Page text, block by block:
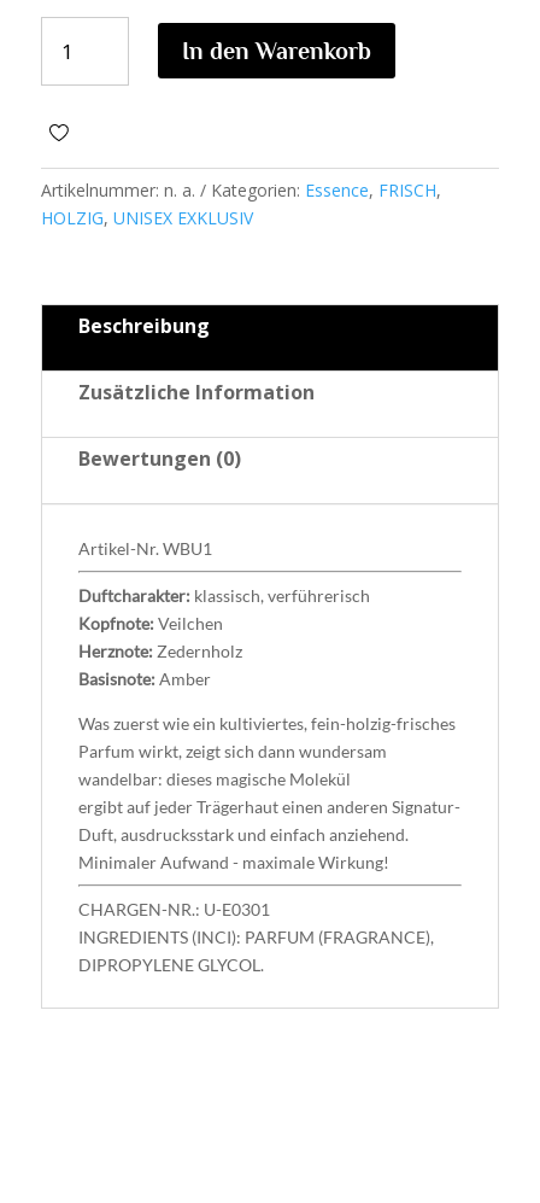
BERLIN
ESSENCE
In den Warenkorb
Artikelnummer: n. a. Kategorien: Essence, FRISCH,
HOLZIG, UNISEX EXKLUSIV
Beschreibung
Zusätzliche Information
Bewertungen (0)
Artikel-Nr. WBU1
Duftcharakter: klassisch, verführerisch
Kopfnote: Veilchen
Herznote: Zedernholz
Basisnote: Amber
Was zuerst wie ein kultiviertes, fein-holzig-frisches
Parfum wirkt, zeigt sich dann wundersam
wandelbar: dieses magische Molekül
ergibt auf jeder Trägerhaut einen anderen Signatur-
Duft, ausdrucksstark und einfach anziehend.
Minimaler Aufwand - maximale Wirkung!
CHARGEN-NR.: U-E0301
INGREDIENTS (INCI): PARFUM (FRAGRANCE),
DIPROPYLENE GLYCOL.